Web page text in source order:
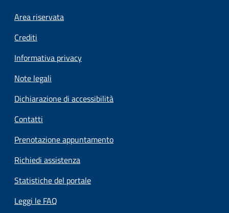
Footer menu
Area riservata
Crediti
Informativa privacy
Note legali
Dichiarazione di accessibilità
Contatti
Prenotazione appuntamento
Richiedi assistenza
Statistiche del portale
Leggi le FAQ